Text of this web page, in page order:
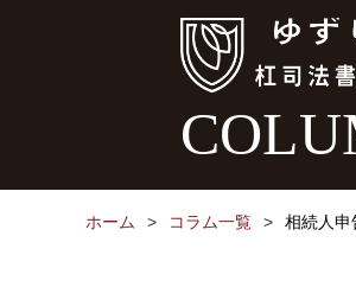
ホーム コラム一覧 相続人申